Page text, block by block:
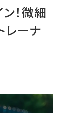
！微細
レーナ